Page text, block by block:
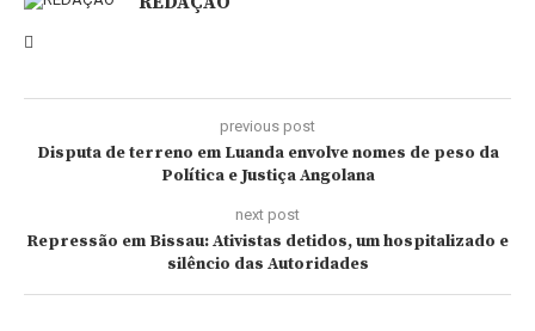
previous post
Disputa de terreno em Luanda envolve nomes de peso da
Política e Justiça Angolana
next post
Repressão em Bissau: Ativistas detidos, um hospitalizado e
silêncio das Autoridades